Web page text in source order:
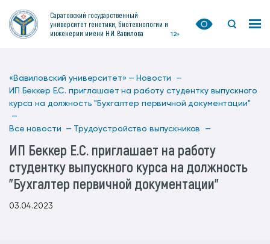
Саратовский государственный
университет генетики, биотехнологии и
инженерии имени Н.И. Вавилова
12+
«Вавиловский университет» — Новости —
ИП Беккер Е.С. приглашает на работу студентку выпускного
курса на должность "Бухгалтер первичной документации"
—
Все новости — Трудоустройство выпускников —
ИП Беккер Е.С. приглашает на работу
студентку выпускного курса на должность
"Бухгалтер первичной документации"
03.04.2023